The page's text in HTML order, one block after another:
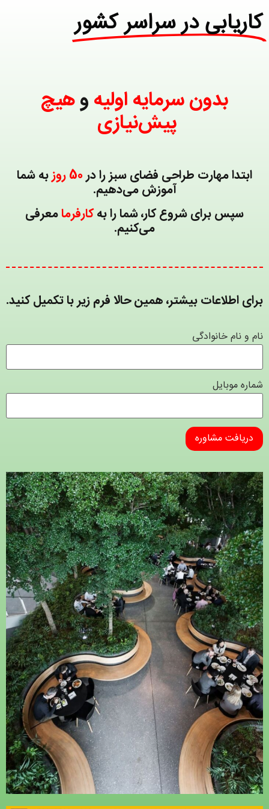
کاریابی در سراسر کشور
بدون سرمایه اولیهوهیچ
پیش‌نیازی
ابتدا مهارت طراحی فضای سبز را در50 روز به شما
آموزش می‌دهیم.
سپس برای شروع کار، شما را بهکارفرمامعرفی
می‌کنیم.
برای اطلاعات بیشتر، همین حالا فرم زیر با تکمیل کنید.
نام و نام خانوادگی
شماره موبایل